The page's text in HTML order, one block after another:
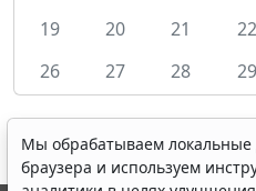
19
20 21 22
26
27 28 29
Мы обрабатываем
браузера и используем